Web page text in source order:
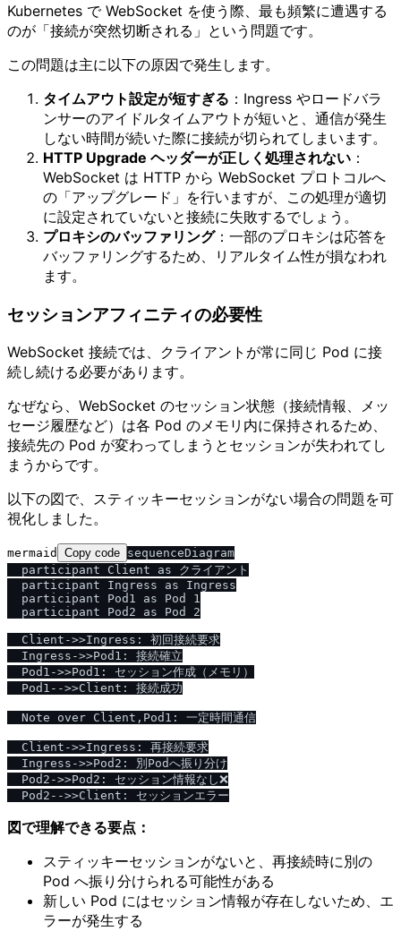
Kubernetes で WebSocket を使う際、最も頻繁に遭遇する
のが「接続が突然切断される」という問題です。
この問題は主に以下の原因で発生します。
タイムアウト設定が短すぎる ：Ingress やロードバラ
ンサーのアイドルタイムアウトが短いと、通信が発生
しない時間が続いた際に接続が切られてしまいます。
HTTP Upgrade ヘッダーが正しく処理されない ：
WebSocket は HTTP から WebSocket プロトコルへ
の「アップグレード」を行いますが、この処理が適切
に設定されていないと接続に失敗するでしょう。
プロキシのバッファリング：一部のプロキシは応答を
バッファリングするため、リアルタイム性が損なわれ
ます。
セッションアフィニティの必要性
WebSocket 接続では、クライアントが常に同じ Pod に接
続し続ける必要があります。
なぜなら、WebSocket のセッション状態（接続情報、メッ
セージ履歴など）は各 Pod のメモリ内に保持されるため、
接続先の Pod が変わってしまうとセッションが失われてし
まうからです。
以下の図で、スティッキーセッションがない場合の問題を可
視化しました。
mermaid Copy code sequenceDiagram
  participant Client as クライアント
  participant Ingress as Ingress
  participant Pod1 as Pod 1
  participant Pod2 as Pod 2
  Client->>Ingress: 初回接続要求
  Ingress->>Pod1: 接続確立
  Pod1->>Pod1: セッション作成（メモリ）
  Pod1-->>Client: 接続成功
  Note over Client,Pod1: 一定時間通信
  Client->>Ingress: 再接続要求
  Ingress->>Pod2: 別Podへ振り分け
  Pod2->>Pod2: セッション情報なし❌
図で理解できる要点：
スティッキーセッションがないと、再接続時に別の
Pod へ振り分けられる可能性がある
新しい Pod にはセッション情報が存在しないため、エ
ラーが発生する